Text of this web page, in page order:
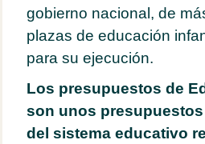
gobierno nacional, de
plazas de educación
para su ejecución.
Los presupuestos de
son unos presupuestos
del sistema educativo